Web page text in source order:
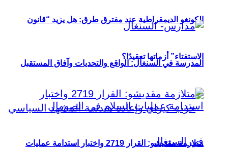
الكونغو الديمقراطية عند مفترق طرق: هل يزيد “قانون
الاستفتاء” أزماتها تعقيدًا؟
المدرسة في السنغال: الواقع والتحديات وآفاق المستقبل
متلازمة مقديشو: القرار 2719 واختبار استدامة عمليات